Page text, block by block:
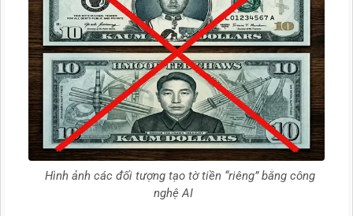
Hình ảnh các đối tượng tạo tờ tiền “riêng” bằng công
nghệ AI